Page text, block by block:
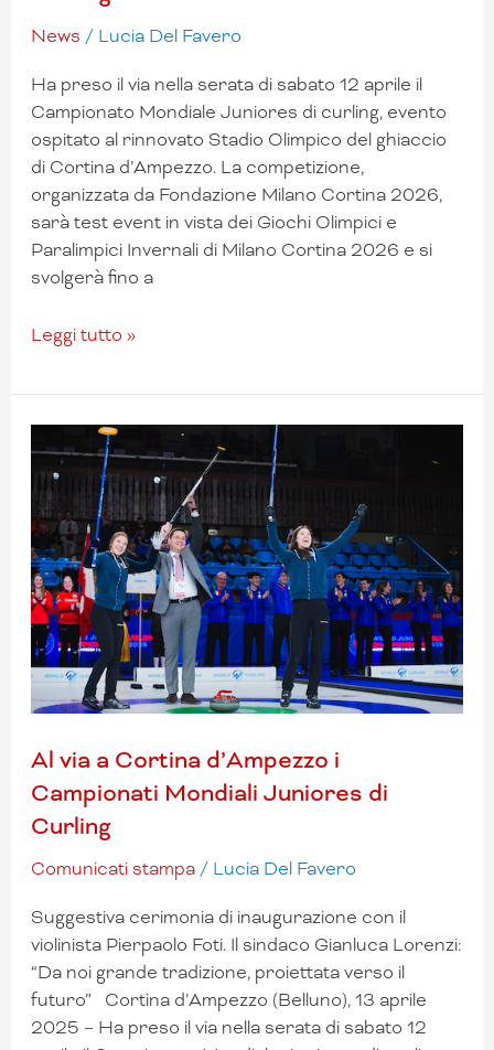
News / Lucia Del Favero
Ha preso il via nella serata di sabato 12 aprile il
Campionato Mondiale Juniores di curling, evento
ospitato al rinnovato Stadio Olimpico del ghiaccio
di Cortina d’Ampezzo. La competizione,
organizzata da Fondazione Milano Cortina 2026,
sarà test event in vista dei Giochi Olimpici e
Paralimpici Invernali di Milano Cortina 2026 e si
svolgerà fino a
Leggi tutto »
Al via a Cortina d’Ampezzo i
Campionati Mondiali Juniores di
Curling
Comunicati stampa/ Lucia Del Favero
Suggestiva cerimonia di inaugurazione con il
violinista Pierpaolo Foti. Il sindaco Gianluca Lorenzi:
“Da noi grande tradizione, proiettata verso il
futuro” Cortina d’Ampezzo (Belluno), 13 aprile
2025 – Ha preso il via nella serata di sabato 12
a
Cortina
d’Ampezzo
i
Campionati
Mondiali
Juniores
di
Curling